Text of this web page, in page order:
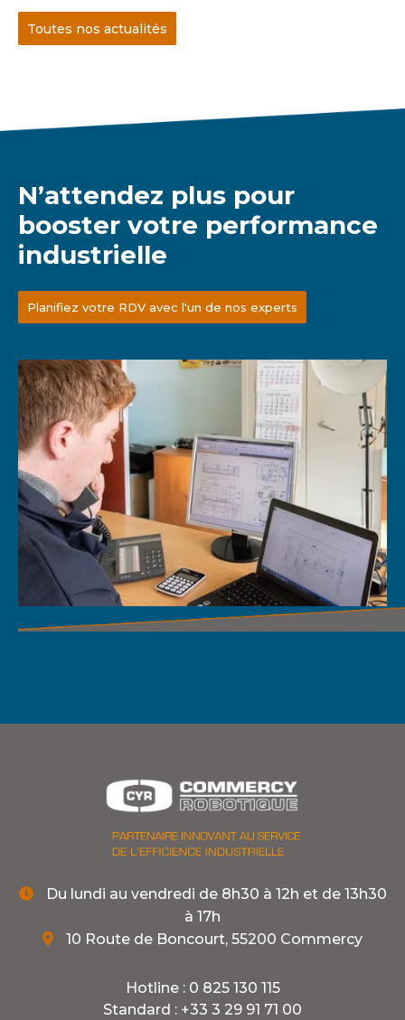
Toutes nos actualités
N’attendez plus pour
booster votre performance
industrielle
Planifiez votre RDV avec l'un de nos experts

Du lundi au vendredi de 8h30 à 12h et de 13h30
à 17h
 10 Route de Boncourt, 55200 Commercy
Hotline : 0 825 130 115
Standard : +33 3 29 91 71 00